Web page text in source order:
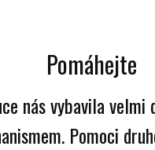
Pomáhejte
nás vybavila velmi
Pomoci